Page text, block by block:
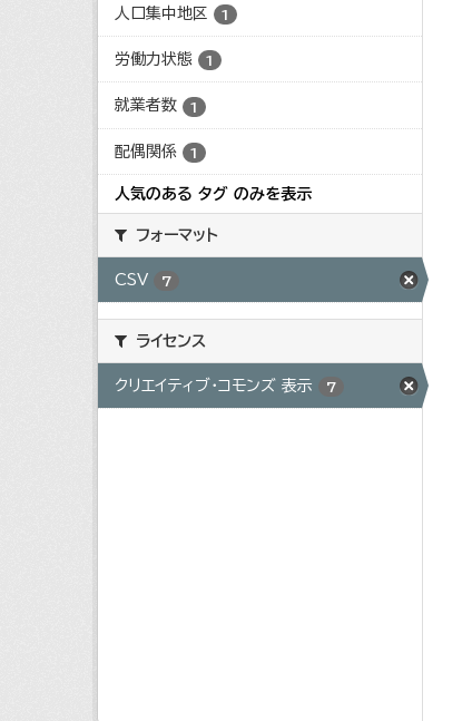
人口集中地区 1
労働力状態 1
就業者数 1
配偶関係 1
人気のある タグ のみを表示
フォーマット
CSV 7
ライセンス
クリエイティブ・コモンズ 表示 7